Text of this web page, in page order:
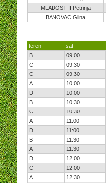
MLADOST II Petrinja
BANOVAC Glina
teren sat
B
09:00
C
09:30
C
09:30
A
10:00
D
10:00
B
10:30
C
10:30
A
11:00
D
11:00
B
11:30
A
11:30
D
12:00
C
12:00
A
12:30